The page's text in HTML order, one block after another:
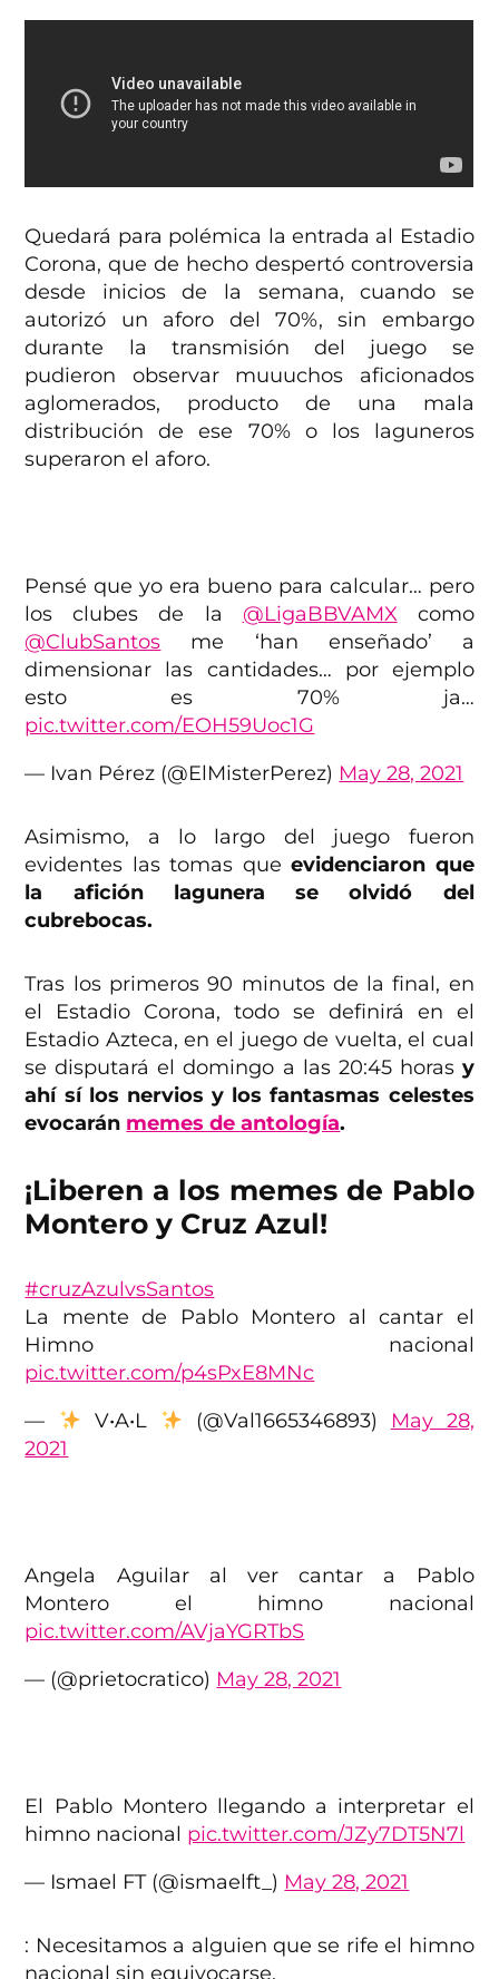
Quedará para polémica la entrada al Estadio
Corona, que de hecho despertó controversia
desde inicios de la semana, cuando se
autorizó un aforo del 70%, sin embargo
durante la transmisión del juego se
pudieron observar muuuchos aficionados
aglomerados, producto de una mala
distribución de ese 70% o los laguneros
superaron el aforo.
Pensé que yo era bueno para calcular… pero
los clubes de la @LigaBBVAMXcomo
@ClubSantos me ‘han enseñado’ a
dimensionar las cantidades… por ejemplo
esto es 70% ja…
pic.twitter.com/EOH59Uoc1G
— Ivan Pérez (@ElMisterPerez) May 28, 2021
Asimismo, a lo largo del juego fueron
evidentes las tomas queevidenciaron que
la afición lagunera se olvidó del
cubrebocas.
Tras los primeros 90 minutos de la final, en
el Estadio Corona, todo se definirá en el
Estadio Azteca, en el juego de vuelta, el cual
se disputará el domingo a las 20:45 horas y
ahí sí los nervios y los fantasmas celestes
evocarán memes de antología.
¡Liberen a los memes de Pablo
Montero y Cruz Azul!
#cruzAzulvsSantos
La mente de Pablo Montero al cantar el
Himno nacional
pic.twitter.com/p4sPxE8MNc
—
V•A•L (@Val1665346893)
May 28,
2021
Angela Aguilar al ver cantar a Pablo
Montero el himno nacional
pic.twitter.com/AVjaYGRTbS
— (@prietocratico) May 28, 2021
El Pablo Montero llegando a interpretar el
himno nacional pic.twitter.com/JZy7DT5N7l
— Ismael FT (@ismaelft_) May 28, 2021
: Necesitamos a alguien que se rife el himno
nacional sin equivocarse.